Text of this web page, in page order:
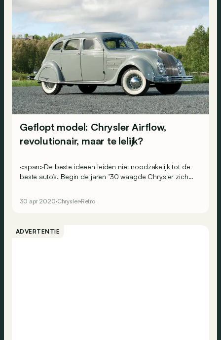
Geflopt model: Chrysler Airflow,
revolutionair, maar te lelijk?
<span>De beste ideeën leiden niet noodzakelijk tot de
beste auto’s. Begin de jaren ’30 waagde Chrysler zich
30 apr 2020 Chrysler Retro
ADVERTENTIE